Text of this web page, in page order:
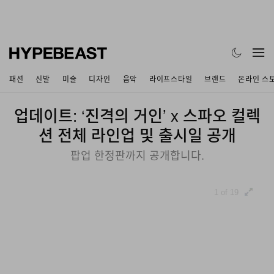
패션 신발 미술 디자인 음악 라이프스타일 브랜드 온라인 스
업데이트: ‘진격의 거인’ x 스파오 컬렉
션 전체 라인업 및 출시일 공개
팝업 한정판까지 공개합니다.